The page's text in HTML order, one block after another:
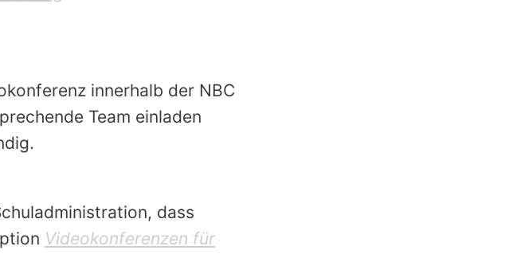
innerhalb der NBC
Team einladen
dass
Videokonferenzen für